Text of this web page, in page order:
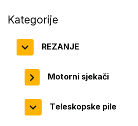
Kategorije
REZANJE
Motorni sjekači
Teleskopske pile